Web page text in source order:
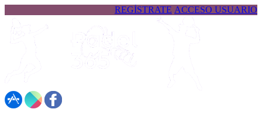
REGÍSTRATE ACCESO USUARIO